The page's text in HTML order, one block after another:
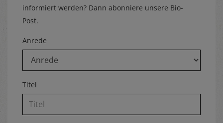
informiert werden? Dann abonniere unsere Bio-
Post.
Anrede
Titel